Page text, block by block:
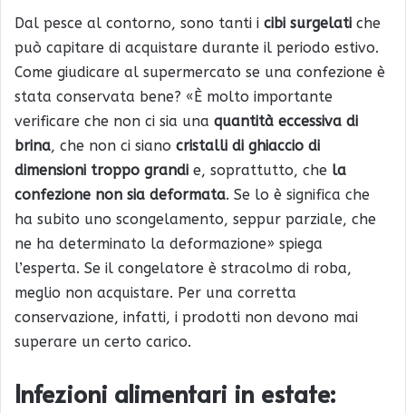
Dal pesce al contorno, sono tanti i cibi surgelati che
può capitare di acquistare durante il periodo estivo.
Come giudicare al supermercato se una confezione è
stata conservata bene? «È molto importante
verificare che non ci sia una quantità eccessiva di
brina, che non ci siano cristalli di ghiaccio di
dimensioni troppo grandi e, soprattutto, che la
confezione non sia deformata. Se lo è significa che
ha subito uno scongelamento, seppur parziale, che
ne ha determinato la deformazione» spiega
l’esperta. Se il congelatore è stracolmo di roba,
meglio non acquistare. Per una corretta
conservazione, infatti, i prodotti non devono mai
superare un certo carico.
Infezioni alimentari in estate: